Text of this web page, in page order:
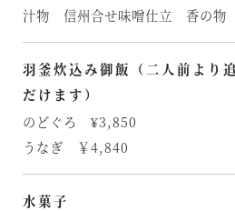
汁物 信州合せ味噌仕立 香の物
羽釜炊込み御飯（二人前より
だけます）
のどぐろ ¥3,850
うなぎ ￥4,840
水菓子